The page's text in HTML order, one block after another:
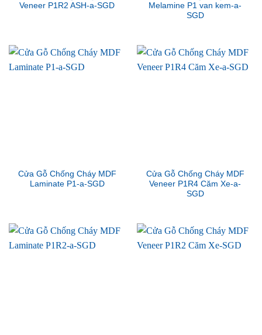
Veneer P1R2 ASH-a-SGD
Melamine P1 van kem-a-
SGD
Cửa Gỗ Chống Cháy MDF
Laminate P1-a-SGD
Cửa Gỗ Chống Cháy MDF
Veneer P1R4 Căm Xe-a-
SGD